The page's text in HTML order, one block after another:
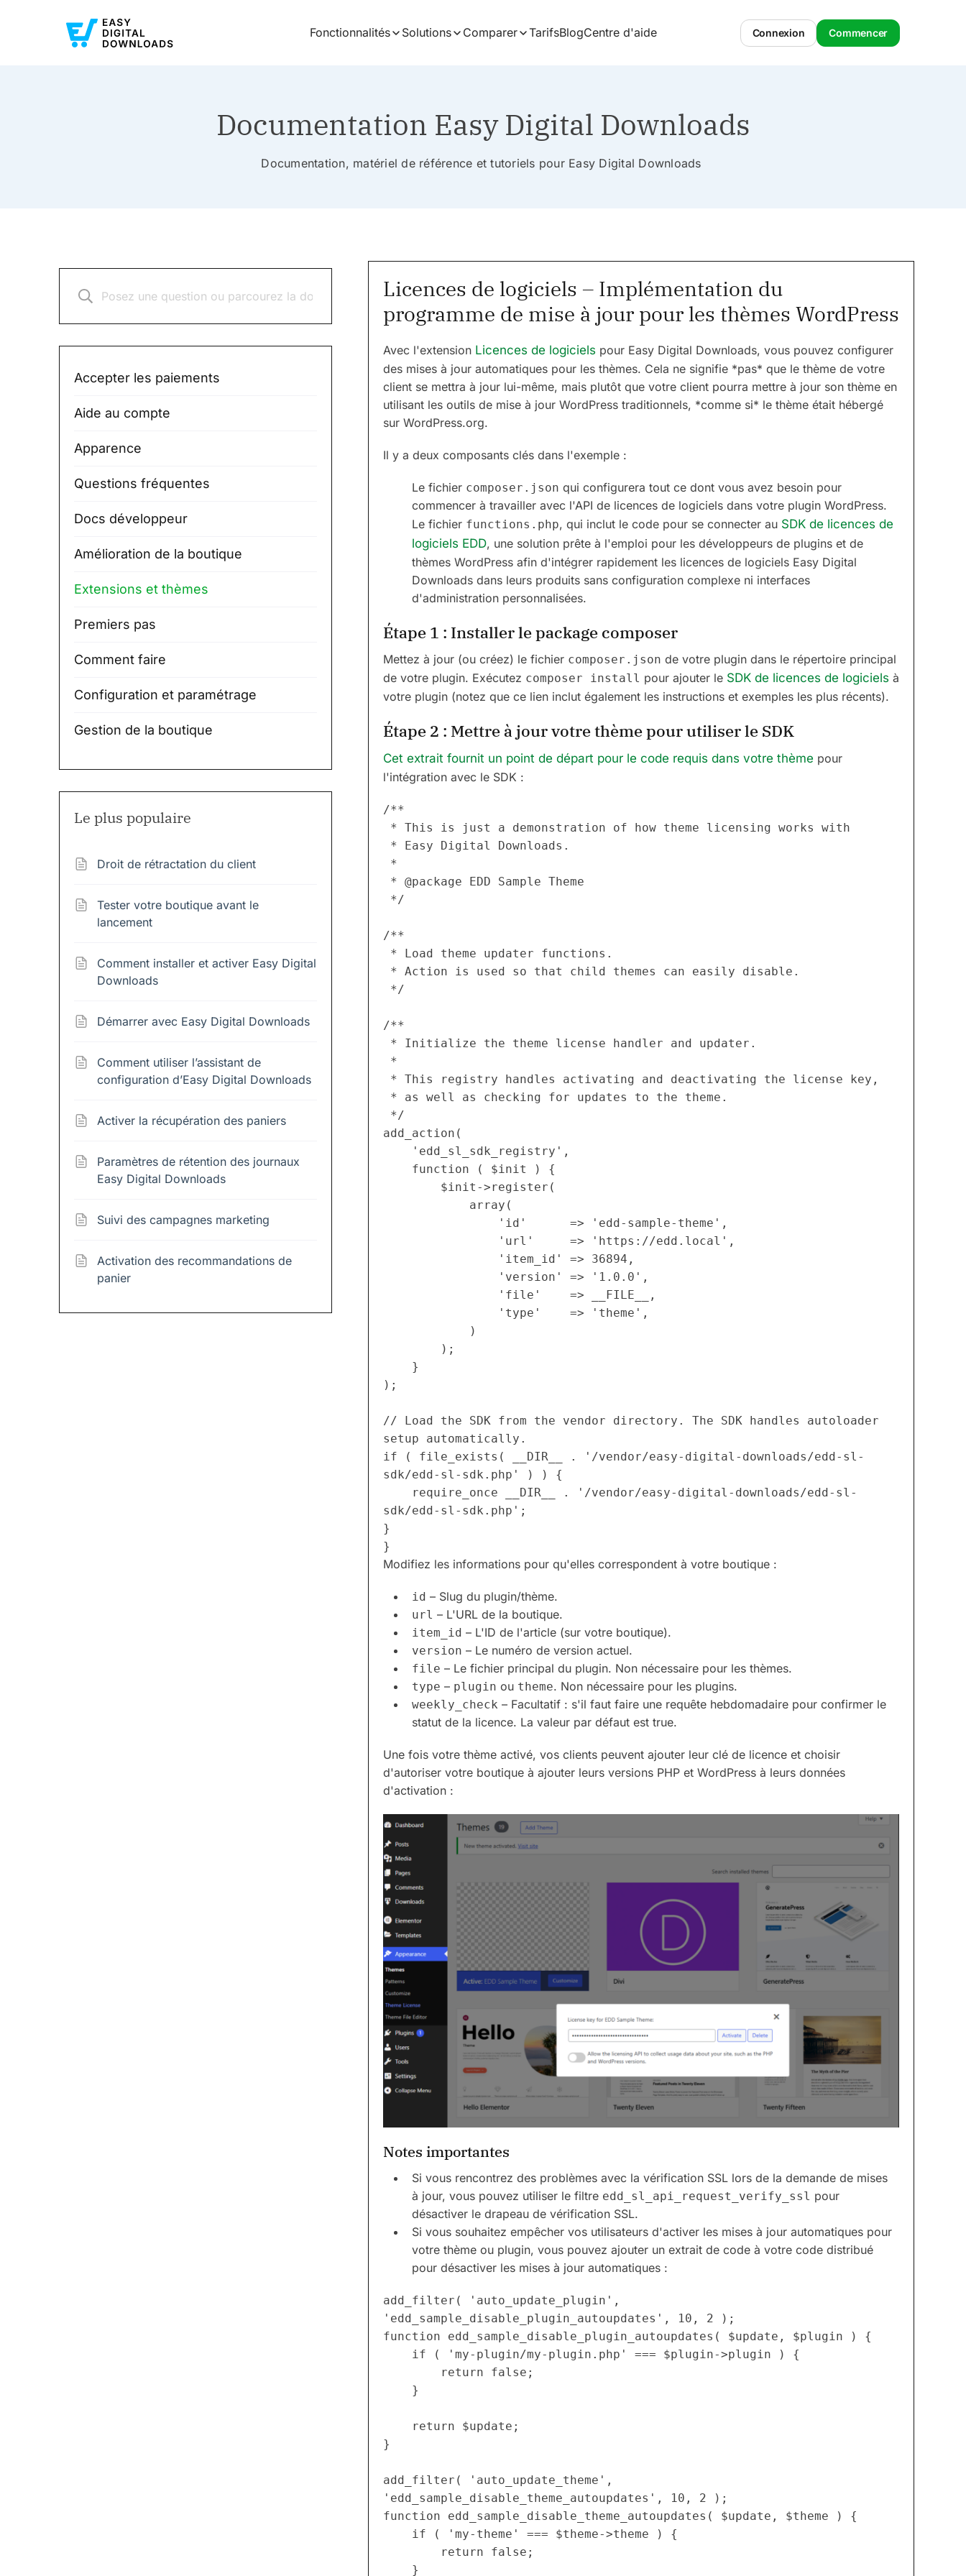
Fonctionnalités Solutions Comparer TarifsBlogCentre d'aide Connexion Commencer
Documentation Easy Digital Downloads
Documentation, matériel de référence et tutoriels pour Easy Digital Downloads
Accepter les paiements
Aide au compte
Apparence
Questions fréquentes
Docs développeur
Amélioration de la boutique
Extensions et thèmes
Premiers pas
Comment faire
Configuration et paramétrage
Gestion de la boutique
Le plus populaire
Droit de rétractation du client
Tester votre boutique avant le
lancement
Comment installer et activer Easy Digital
Downloads
Démarrer avec Easy Digital Downloads
Comment utiliser l’assistant de
configuration d’Easy Digital Downloads
Activer la récupération des paniers
Paramètres de rétention des journaux
Easy Digital Downloads
Suivi des campagnes marketing
Activation des recommandations de
panier
Licences de logiciels – Implémentation du
programme de mise à jour pour les thèmes WordPress
Avec l'extension Licences de logiciels pour Easy Digital Downloads, vous pouvez configurer
des mises à jour automatiques pour les thèmes. Cela ne signifie *pas* que le thème de votre
client se mettra à jour lui-même, mais plutôt que votre client pourra mettre à jour son thème en
utilisant les outils de mise à jour WordPress traditionnels, *comme si* le thème était hébergé
sur WordPress.org.
Il y a deux composants clés dans l'exemple :
Le fichier composer.json qui configurera tout ce dont vous avez besoin pour
commencer à travailler avec l'API de licences de logiciels dans votre plugin WordPress.
Le fichier functions.php, qui inclut le code pour se connecter au SDK de licences de
logiciels EDD, une solution prête à l'emploi pour les développeurs de plugins et de
thèmes WordPress afin d'intégrer rapidement les licences de logiciels Easy Digital
Downloads dans leurs produits sans configuration complexe ni interfaces
d'administration personnalisées.
Étape 1 : Installer le package composer
Mettez à jour (ou créez) le fichier composer.json de votre plugin dans le répertoire principal
de votre plugin. Exécutez composer install pour ajouter le SDK de licences de logiciels à
votre plugin (notez que ce lien inclut également les instructions et exemples les plus récents).
Étape 2 : Mettre à jour votre thème pour utiliser le SDK
Cet extrait fournit un point de départ pour le code requis dans votre thème pour
l'intégration avec le SDK :
/**
* This is just a demonstration of how theme licensing works with
* Easy Digital Downloads.
*
* @package EDD Sample Theme
*/
/**
* Load theme updater functions.
* Action is used so that child themes can easily disable.
*/
/**
* Initialize the theme license handler and updater.
*
* This registry handles activating and deactivating the license key,
* as well as checking for updates to the theme.
*/
add_action(
	'edd_sl_sdk_registry',
	function ( $init ) {
		$init->register(
			array(
				'id'      => 'edd-sample-theme',
				'url'     => 'https://edd.local',
				'item_id' => 36894,
				'version' => '1.0.0',
				'file'    => __FILE__,
				'type'    => 'theme',
			)
		);
	}
);
// Load the SDK from the vendor directory. The SDK handles autoloader
setup automatically.
if ( file_exists( __DIR__ . '/vendor/easy-digital-downloads/edd-sl-
sdk/edd-sl-sdk.php' ) ) {
sdk/edd-sl-sdk.php';
}
}
Modifiez les informations pour qu'elles correspondent à votre boutique :
id – Slug du plugin/thème.
url – L'URL de la boutique.
item_id – L'ID de l'article (sur votre boutique).
version – Le numéro de version actuel.
file – Le fichier principal du plugin. Non nécessaire pour les thèmes.
type – plugin ou theme. Non nécessaire pour les plugins.
weekly_check – Facultatif : s'il faut faire une requête hebdomadaire pour confirmer le
statut de la licence. La valeur par défaut est true.
Une fois votre thème activé, vos clients peuvent ajouter leur clé de licence et choisir
d'autoriser votre boutique à ajouter leurs versions PHP et WordPress à leurs données
d'activation :
Notes importantes
Si vous rencontrez des problèmes avec la vérification SSL lors de la demande de mises
à jour, vous pouvez utiliser le filtre edd_sl_api_request_verify_ssl pour
désactiver le drapeau de vérification SSL.
Si vous souhaitez empêcher vos utilisateurs d'activer les mises à jour automatiques pour
votre thème ou plugin, vous pouvez ajouter un extrait de code à votre code distribué
pour désactiver les mises à jour automatiques :
add_filter( 'auto_update_plugin',
'edd_sample_disable_plugin_autoupdates', 10, 2 );
function edd_sample_disable_plugin_autoupdates( $update, $plugin ) {
}
add_filter( 'auto_update_theme',
'edd_sample_disable_theme_autoupdates', 10, 2 );
function edd_sample_disable_theme_autoupdates( $update, $theme ) {